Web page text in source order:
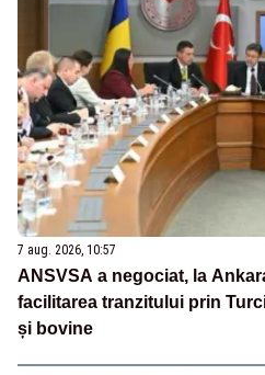
7 aug. 2026, 10:57
ANSVSA a negociat, la
facilitarea tranzitului prin
și bovine